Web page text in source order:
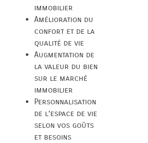
immobilier
Amélioration du
confort et de la
qualité de vie
Augmentation de
la valeur du bien
sur le marché
immobilier
Personnalisation
de l’espace de vie
selon vos goûts
et besoins